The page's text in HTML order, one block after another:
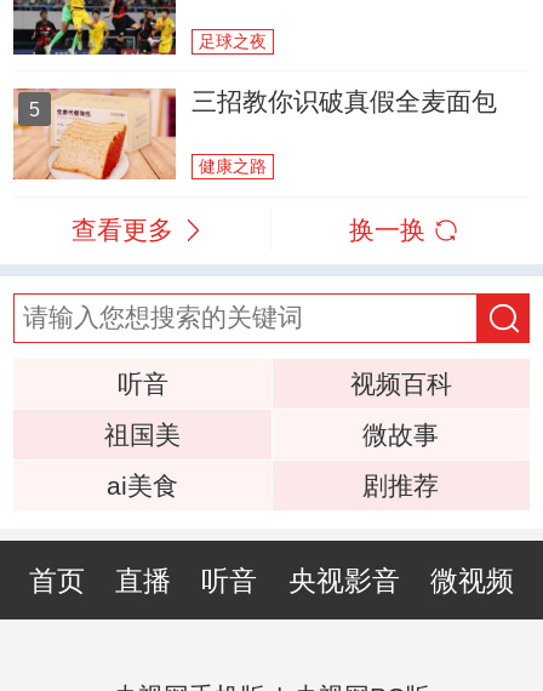
足球之夜
5 三招教你识破真假全麦面包
健康之路
查看更多 换一换
听音
视频百科
祖国美
微故事
ai美食
剧推荐
首页 直播 听音 央视影音 微视频